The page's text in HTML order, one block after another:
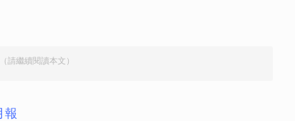
請繼續閱讀本文）
報